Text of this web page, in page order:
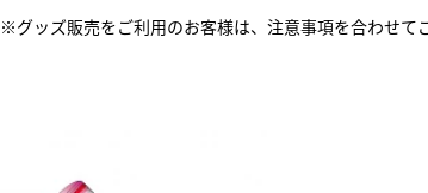
※グッズ販売をご利用のお客様は、注意事項を合わせて